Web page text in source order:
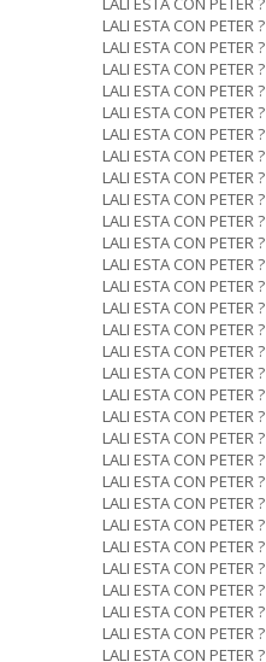
LALI ESTA CON PETER ?
LALI ESTA CON PETER ?
LALI ESTA CON PETER ?
LALI ESTA CON PETER ?
LALI ESTA CON PETER ?
LALI ESTA CON PETER ?
LALI ESTA CON PETER ?
LALI ESTA CON PETER ?
LALI ESTA CON PETER ?
LALI ESTA CON PETER ?
LALI ESTA CON PETER ?
LALI ESTA CON PETER ?
LALI ESTA CON PETER ?
LALI ESTA CON PETER ?
LALI ESTA CON PETER ?
LALI ESTA CON PETER ?
LALI ESTA CON PETER ?
LALI ESTA CON PETER ?
LALI ESTA CON PETER ?
LALI ESTA CON PETER ?
LALI ESTA CON PETER ?
LALI ESTA CON PETER ?
LALI ESTA CON PETER ?
LALI ESTA CON PETER ?
LALI ESTA CON PETER ?
LALI ESTA CON PETER ?
LALI ESTA CON PETER ?
LALI ESTA CON PETER ?
LALI ESTA CON PETER ?
LALI ESTA CON PETER ?